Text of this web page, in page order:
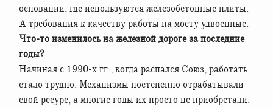
основании, где используются железобетонные плиты.
А требования к качеству работы на мосту удвоенные.
Что-то изменилось на железной дороге за последние
годы?
Начиная с 1990-х гг., когда распался Союз, работать
стало трудно. Механизмы постепенно отрабатывали
свой ресурс, а многие годы их просто не приобретали.